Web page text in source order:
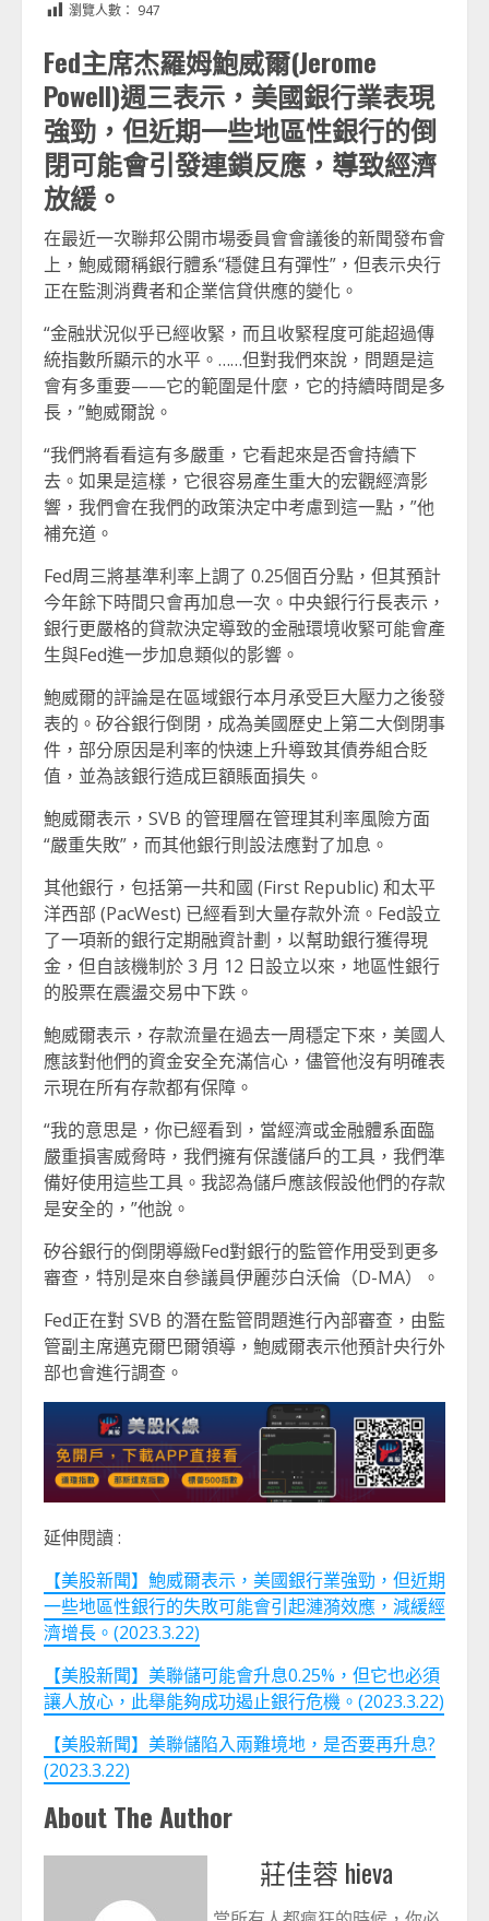
瀏覽人數： 947
Fed主席杰羅姆鮑威爾(Jerome
Powell)週三表示，美國銀行業表現
強勁，但近期一些地區性銀行的倒
閉可能會引發連鎖反應，導致經濟
放緩。
在最近一次聯邦公開市場委員會會議後的新聞發布會
上，鮑威爾稱銀行體系“穩健且有彈性”，但表示央行
正在監測消費者和企業信貸供應的變化。
“金融狀況似乎已經收緊，而且收緊程度可能超過傳
統指數所顯示的水平。……但對我們來說，問題是這
會有多重要——它的範圍是什麼，它的持續時間是多
長，”鮑威爾說。
“我們將看看這有多嚴重，它看起來是否會持續下
去。如果是這樣，它很容易產生重大的宏觀經濟影
響，我們會在我們的政策決定中考慮到這一點，”他
補充道。
Fed周三將基準利率上調了 0.25個百分點，但其預計
今年餘下時間只會再加息一次。中央銀行行長表示，
銀行更嚴格的貸款決定導致的金融環境收緊可能會產
生與Fed進一步加息類似的影響。
鮑威爾的評論是在區域銀行本月承受巨大壓力之後發
表的。矽谷銀行倒閉，成為美國歷史上第二大倒閉事
件，部分原因是利率的快速上升導致其債券組合貶
值，並為該銀行造成巨額賬面損失。
鮑威爾表示，SVB 的管理層在管理其利率風險方面
“嚴重失敗”，而其他銀行則設法應對了加息。
其他銀行，包括第一共和國 (First Republic) 和太平
洋西部 (PacWest) 已經看到大量存款外流。Fed設立
了一項新的銀行定期融資計劃，以幫助銀行獲得現
金，但自該機制於 3 月 12 日設立以來，地區性銀行
的股票在震盪交易中下跌。
鮑威爾表示，存款流量在過去一周穩定下來，美國人
應該對他們的資金安全充滿信心，儘管他沒有明確表
示現在所有存款都有保障。
“我的意思是，你已經看到，當經濟或金融體系面臨
嚴重損害威脅時，我們擁有保護儲戶的工具，我們準
備好使用這些工具。我認為儲戶應該假設他們的存款
是安全的，”他說。
矽谷銀行的倒閉導緻Fed對銀行的監管作用受到更多
審查，特別是來自參議員伊麗莎白沃倫（D-MA）。
Fed正在對 SVB 的潛在監管問題進行內部審查，由監
管副主席邁克爾巴爾領導，鮑威爾表示他預計央行外
部也會進行調查。
延伸閱讀 :
【美股新聞】鮑威爾表示，美國銀行業強勁，但近期
一些地區性銀行的失敗可能會引起漣漪效應，減緩經
濟增長。(2023.3.22)
【美股新聞】美聯儲可能會升息0.25%，但它也必須
讓人放心，此舉能夠成功遏止銀行危機。(2023.3.22)
【美股新聞】美聯儲陷入兩難境地，是否要再升息?
(2023.3.22)
About The Author
莊佳蓉 hieva